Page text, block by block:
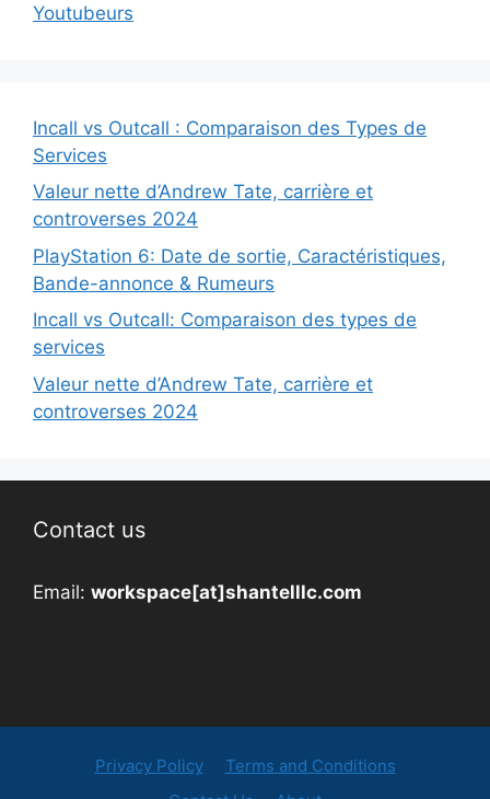
Youtubeurs
Incall vs Outcall : Comparaison des Types de
Services
Valeur nette d’Andrew Tate, carrière et
controverses 2024
PlayStation 6: Date de sortie, Caractéristiques,
Bande-annonce & Rumeurs
Incall vs Outcall: Comparaison des types de
services
Valeur nette d’Andrew Tate, carrière et
controverses 2024
Contact us
Email: workspace[at]shantelllc.com
Privacy Policy
Terms and Conditions